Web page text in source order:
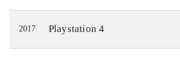
brande slukkes og man stiger i
graderne, hvilket giver adgang til
større brandbiler og mere
2017 Playstation 4